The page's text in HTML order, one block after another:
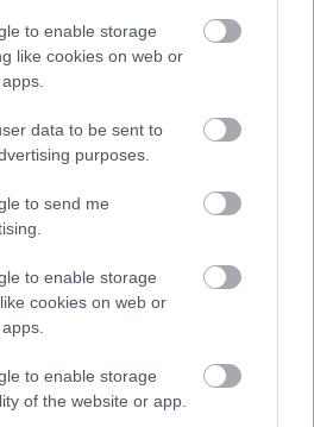
to enable storage
like cookies on web or
data to be sent to
purposes.
to send me
to enable storage
cookies on web or
to enable storage
of the website or app.
megformálására nyílt
Kilencen, mint a gonoszok
egy idős zsidó apát
Spencer című darabban
és rádiójátékban is szerepelt,
voltak partnerei. Az az
ismertté tette, a Bors
"Mindig szerettem csinálni,
értékes anyagról volt